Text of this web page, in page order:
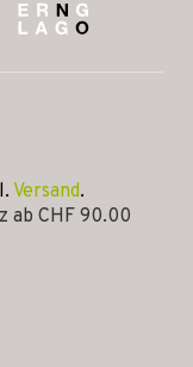
Versand.
ab CHF 90.00